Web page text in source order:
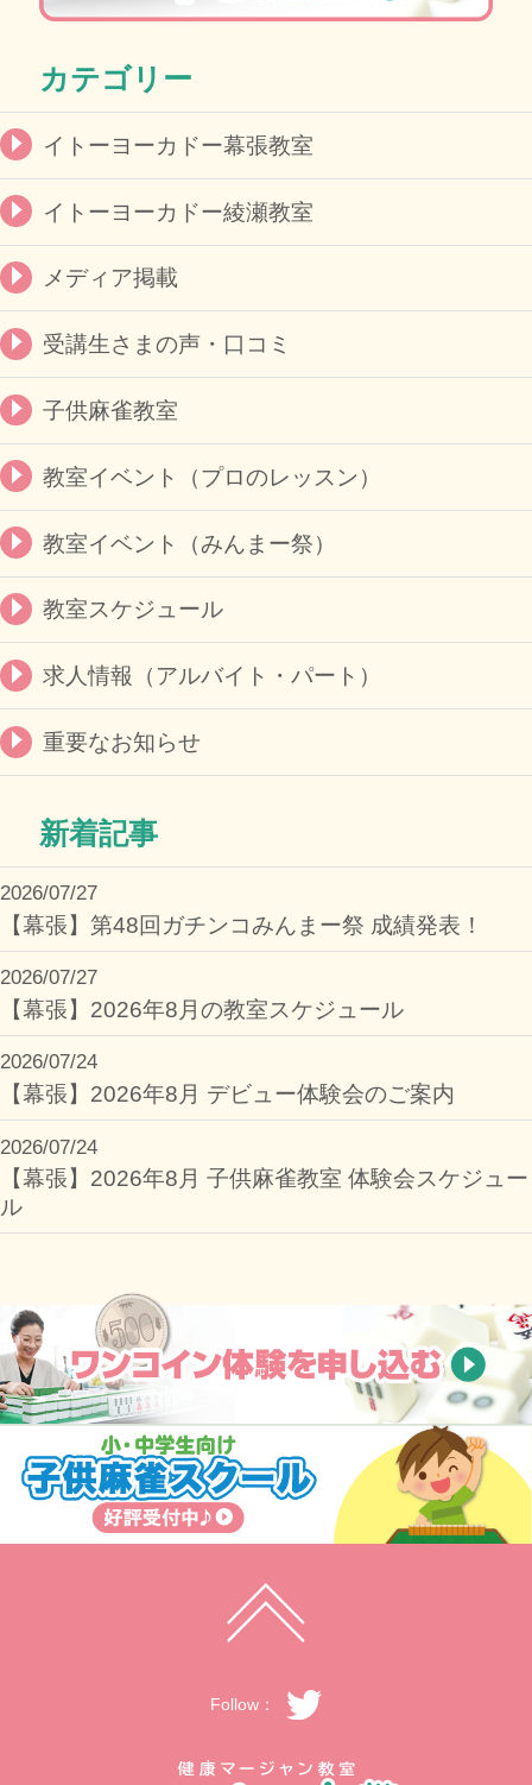
カテゴリー
イトーヨーカドー幕張教室
イトーヨーカドー綾瀬教室
メディア掲載
受講生さまの声・口コミ
子供麻雀教室
教室イベント（プロのレッスン）
教室イベント（みんまー祭）
教室スケジュール
求人情報（アルバイト・パート）
重要なお知らせ
新着記事
2026/07/27
【幕張】第48回ガチンコみんまー祭 成績発表！
2026/07/27
【幕張】2026年8月の教室スケジュール
2026/07/24
【幕張】2026年8月 デビュー体験会のご案内
2026/07/24
【幕張】2026年8月 子供麻雀教室 体験会スケジュー
ル
Follow：